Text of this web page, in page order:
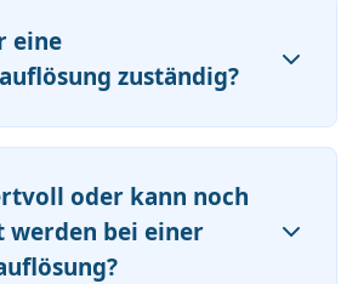
eine
zuständig?
oder kann noch
werden bei einer